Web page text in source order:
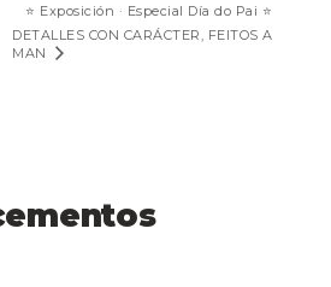
⭐ Exposición · Especial Día do Pai ⭐
DETALLES CON CARÁCTER, FEITOS A
MAN